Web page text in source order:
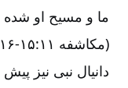
ما و مسیح او شده
(مکاشفه ۱۱:‏۱۵-‏‏‏‏‏‏۱۶).
دانیال نبی نیز